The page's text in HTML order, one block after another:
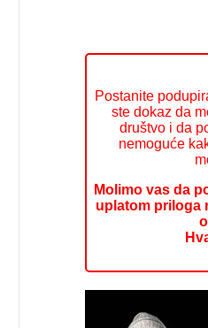
Postanite
ste dokaz da
društvo i da
nemoguće
Molimo vas da
uplatom priloga